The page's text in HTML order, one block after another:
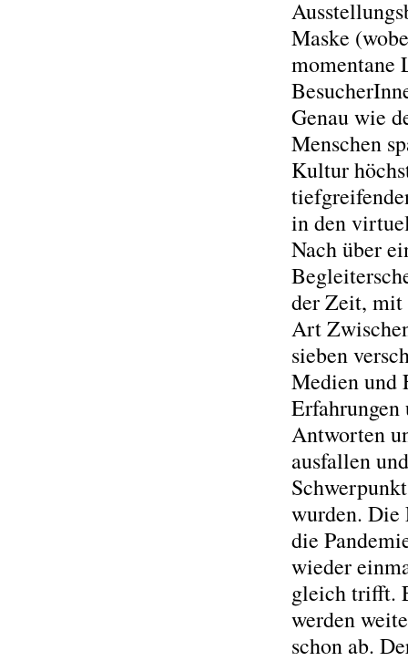
Maske
momentane
Genau wie
Menschen
Kultur
in den
Nach über
der Zeit, mit
Art
sieben
Medien und
Erfahrungen
Antworten
ausfallen
wurden. Die
die
wieder
gleich trifft.
werden
schon ab.